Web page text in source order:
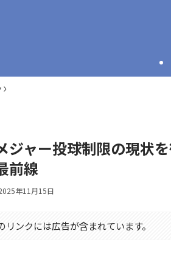
ジャー投球制限の現状
前線
年11月15日
リンクには広告が含まれています。